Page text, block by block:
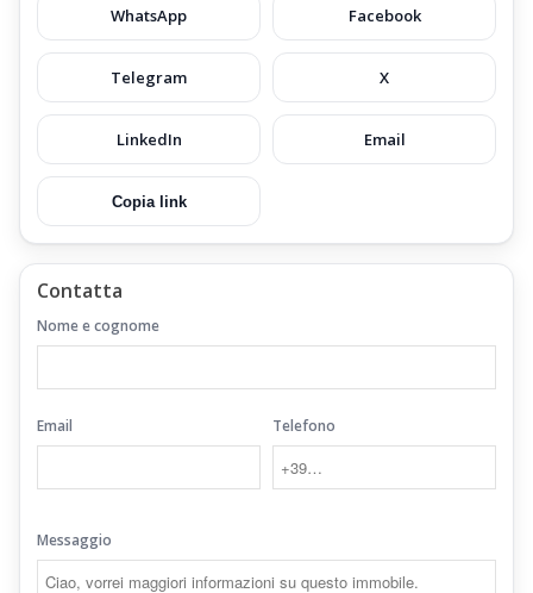
WhatsApp Facebook
Telegram X
LinkedIn Email
Copia link
Contatta
Nome e cognome
Email Telefono
Messaggio